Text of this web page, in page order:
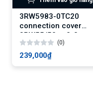
3RW5983-0TC20
connection cover
3RW55/52 sz2-3
(0)
239,000₫